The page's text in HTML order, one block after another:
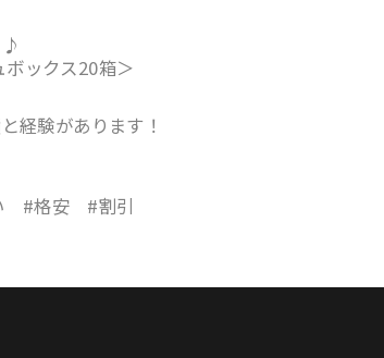
♪
ックス20箱＞
経験があります！
#格安 #割引